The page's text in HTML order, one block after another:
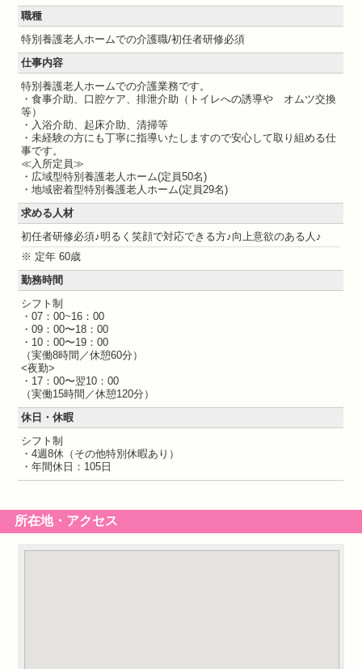
職種
特別養護老人ホームでの介護職/初任者研修必須
仕事内容
特別養護老人ホームでの介護業務です。
・食事介助、口腔ケア、排泄介助（トイレへの誘導や オムツ交換
等）
・入浴介助、起床介助、清掃等
・未経験の方にも丁寧に指導いたしますので安心して取り組める仕
事です。
≪入所定員≫
・広域型特別養護老人ホーム(定員50名)
・地域密着型特別養護老人ホーム(定員29名)
求める人材
初任者研修必須♪明るく笑顔で対応できる方♪向上意欲のある人♪
※ 定年 60歳
勤務時間
シフト制
・07：00~16：00
・09：00〜18：00
・10：00〜19：00
（実働8時間／休憩60分）
<夜勤>
・17：00〜翌10：00
（実働15時間／休憩120分）
休日・休暇
シフト制
・4週8休（その他特別休暇あり）
・年間休日：105日
所在地・アクセス